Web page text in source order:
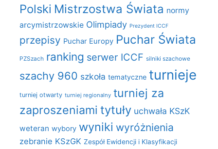
Polski Mistrzostwa Świata normy
arcymistrzowskie Olimpiady Prezydent ICCF
przepisy Puchar Europy Puchar Świata
PZSzach ranking serwer ICCF silniki szachowe
szachy 960 szkoła tematyczne turnieje
turniej otwarty turniej regionalny turniej za
zaproszeniami tytuły uchwała KSzK
weteran wybory wyniki wyróżnienia
zebranie KSzGK Zespół Ewidencji i Klasyfikacji